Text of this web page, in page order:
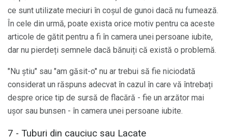
ce sunt utilizate meciuri în coșul de gunoi dacă nu fumează.
În cele din urmă, poate exista orice motiv pentru ca aceste
articole de gătit pentru a fi în camera unei persoane iubite,
dar nu pierdeți semnele dacă bănuiți că există o problemă.
"Nu știu" sau "am găsit-o" nu ar trebui să fie niciodată
considerat un răspuns adecvat în cazul în care vă întrebați
despre orice tip de sursă de flacără - fie un arzător mai
ușor sau bunsen - în camera unei persoane iubite.
7 - Tuburi din cauciuc sau Lacate